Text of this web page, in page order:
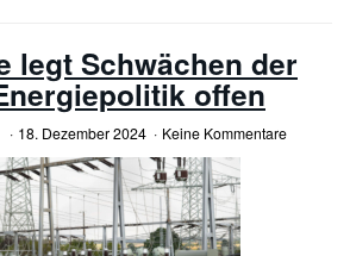
legt Schwächen der
offen
18. Dezember 2024 Keine Kommentare